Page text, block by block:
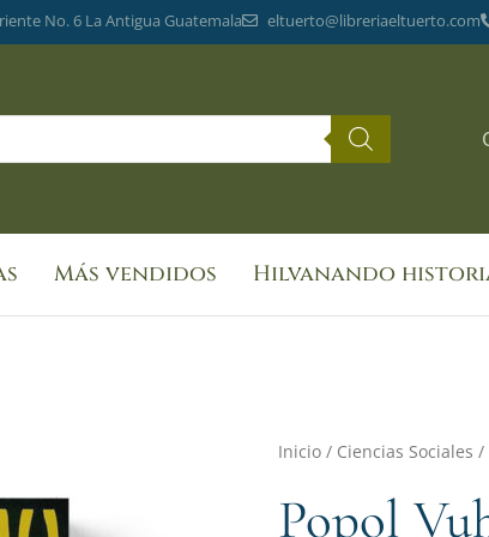
No. 6 La Antigua Guatemala eltuerto@libreriaeltuerto.com
Más vendidos Hilvanando
Inicio / Ciencias Sociales /
Popol